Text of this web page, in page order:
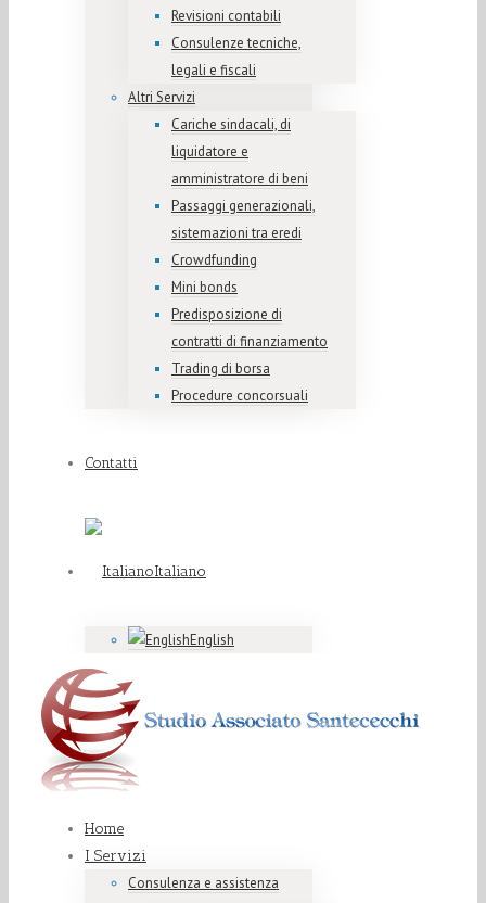
Revisioni contabili
Consulenze tecniche,
legali e fiscali
Altri Servizi
Cariche sindacali, di
liquidatore e
amministratore di beni
Passaggi generazionali,
sistemazioni tra eredi
Crowdfunding
Mini bonds
Predisposizione di
contratti di finanziamento
Trading di borsa
Procedure concorsuali
Contatti
Italiano
English
Home
I Servizi
Consulenza e assistenza